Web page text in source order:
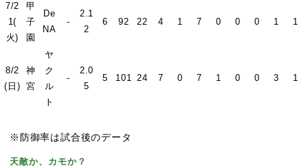
7/2
1(
火)
甲
子
園
De
NA
-
2.1
2
6 92 22 4 1 7 0 0 0 1 1
8/2
(日)
神
宮
ヤ
ク
ル
ト
-
2.0
5
5 101 24 7 0 7 1 0 0 3 1
※防御率は試合後のデータ
天敵か、カモか？